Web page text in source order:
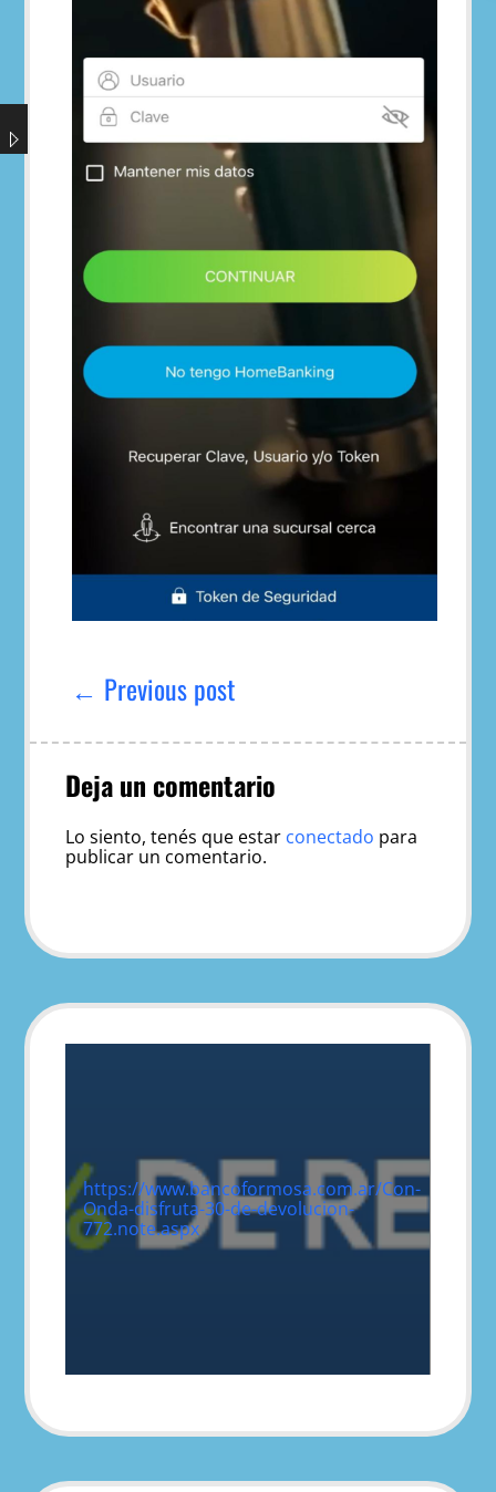
entradas
← Previous post
Deja un comentario
Lo siento, tenés que estar conectado para
publicar un comentario.
https://www.bancoformosa.com.ar/Con-
Onda-disfruta-30-de-devolucion-
772.note.aspx